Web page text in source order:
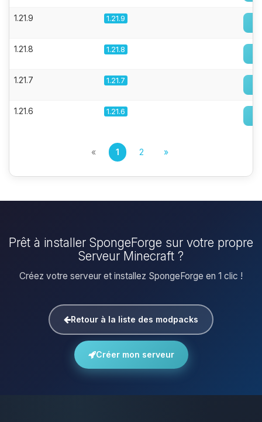
1.21.9 1.21.9
1.21.8 1.21.8
1.21.7 1.21.7
1.21.6 1.21.6
« 1 2 »
Prêt à installer SpongeForge sur votre propre
Serveur Minecraft ?
Créez votre serveur et installez SpongeForge en 1 clic !
Retour à la liste des modpacks
Créer mon serveur